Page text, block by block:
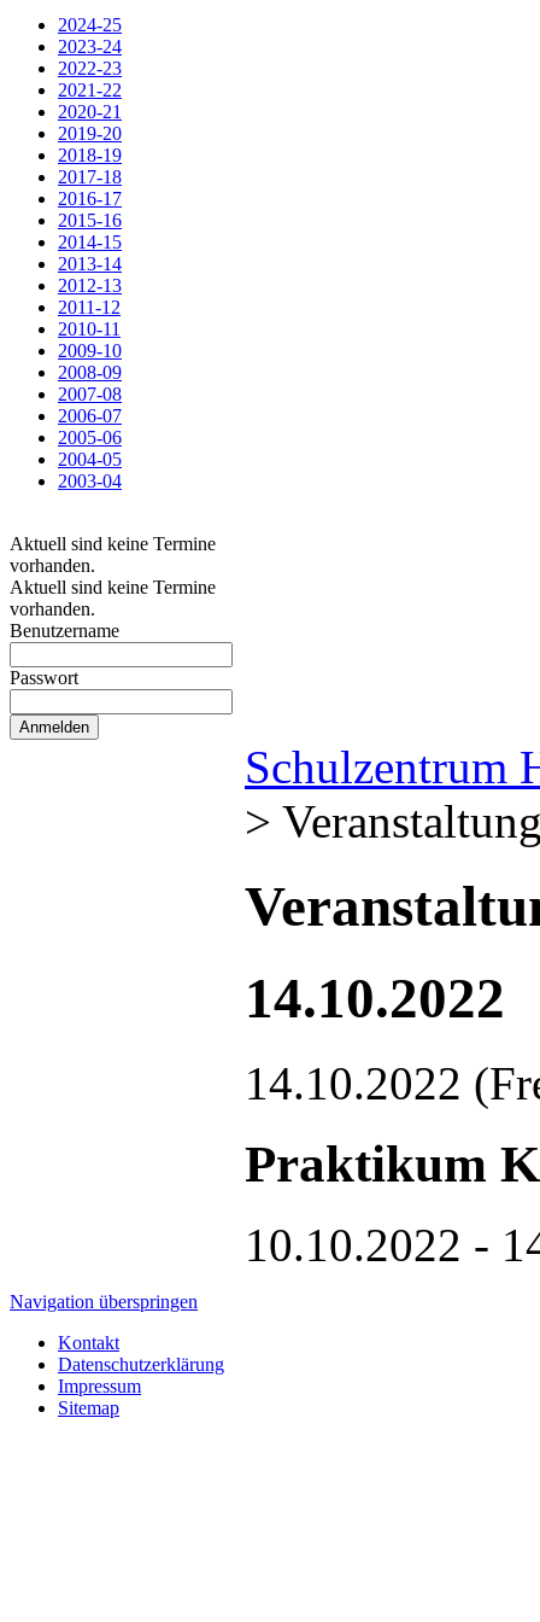
2024-25
2023-24
2022-23
2021-22
2020-21
2019-20
2018-19
2017-18
2016-17
2015-16
2014-15
2013-14
2012-13
2011-12
2010-11
2009-10
2008-09
2007-08
2006-07
2005-06
2004-05
2003-04
Aktuell sind keine Termine
vorhanden.
Aktuell sind keine Termine
vorhanden.
Benutzername
Passwort
Schulzentrum
>
14.10.2022
14.10.2022
Praktikum
10.10.2022 -
Navigation überspringen
Kontakt
Datenschutzerklärung
Impressum
Sitemap